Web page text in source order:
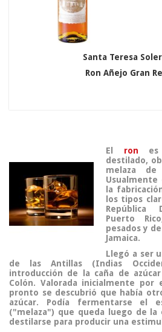
Santa Teresa
Ron Añejo Gran
El ron
destilado,
melaza
la
los tipos
República
Puerto
pesados y
Jamaica.
Llegó a ser
de lasAntillas (Indias
introducción de la caña de azúcar
Colón. Valorada inicialmente por
pronto se descubrió que había
azúcar. Podía fermentarse el
("melaza") que queda luego de la
destilarse para producir una